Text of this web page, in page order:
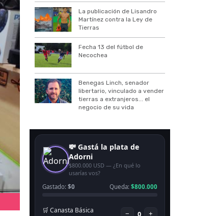
La publicación de Lisandro
Martínez contra la Ley de
Tierras
Fecha 13 del fútbol de
Necochea
Benegas Linch, senador
libertario, vinculado a vender
tierras a extranjeros... el
negocio de su vida